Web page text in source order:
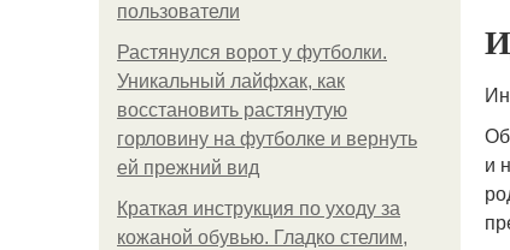
пользователи
Растянулся ворот у футболки.
Уникальный лайфхак, как
восстановить растянутую
горловину на футболке и вернуть
ей прежний вид
Краткая инструкция по уходу за
кожаной обувью. Гладко стелим,
и